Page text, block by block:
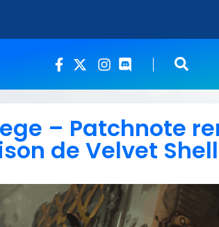
– Patchnote
de Velvet Shell